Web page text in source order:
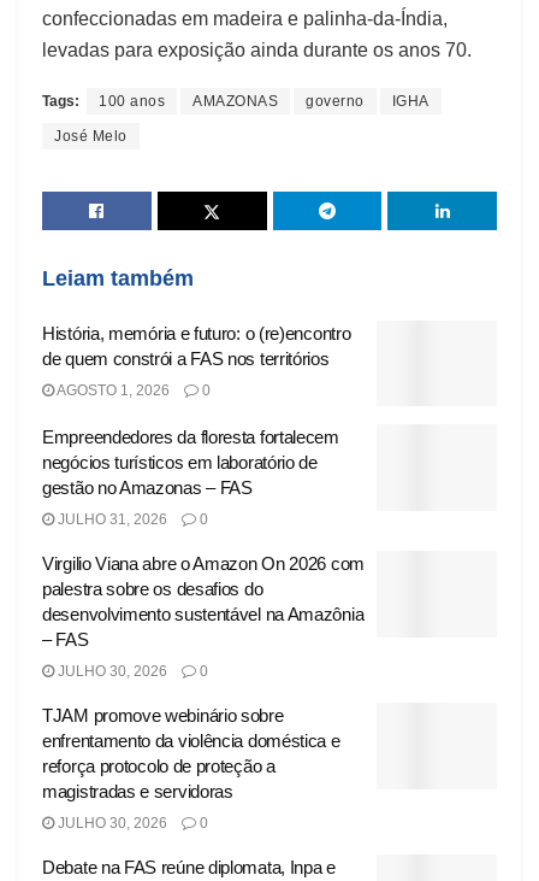
confeccionadas em madeira e palinha-da-Índia,
levadas para exposição ainda durante os anos 70.
Tags: 100 anos AMAZONAS governo IGHA
José Melo
Leiam também
História, memória e futuro: o (re)encontro
de quem constrói a FAS nos territórios
AGOSTO 1, 2026 0
Empreendedores da floresta fortalecem
negócios turísticos em laboratório de
gestão no Amazonas – FAS
JULHO 31, 2026 0
Virgilio Viana abre o Amazon On 2026 com
palestra sobre os desafios do
desenvolvimento sustentável na Amazônia
– FAS
JULHO 30, 2026 0
TJAM promove webinário sobre
enfrentamento da violência doméstica e
reforça protocolo de proteção a
magistradas e servidoras
JULHO 30, 2026 0
Debate na FAS reúne diplomata, Inpa e